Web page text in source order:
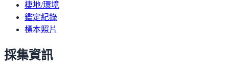
棲地/環境
鑑定紀錄
標本照片
採集資訊